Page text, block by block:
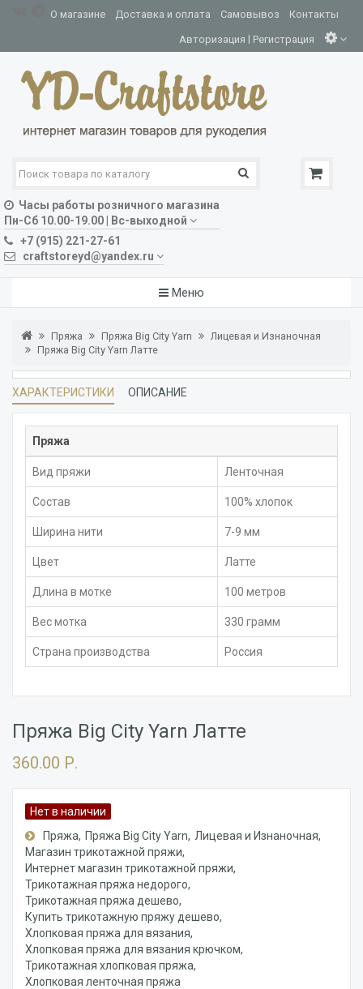
О магазине Доставка и оплата Самовывоз Контакты
Авторизация | Регистрация
Часы работы розничного магазина
Пн-Сб 10.00-19.00 | Вс-выходной
+7 (915) 221-27-61
craftstoreyd@yandex.ru
Меню
Пряжа Пряжа Big City Yarn
Лицевая и Изнаночная
Пряжа Big City Yarn Латте
ХАРАКТЕРИСТИКИ ОПИСАНИЕ
Пряжа
Вид пряжи Ленточная
Состав 100% хлопок
Ширина нити 7-9 мм
Цвет Латте
Длина в мотке 100 метров
Вес мотка 330 грамм
Страна производства Россия
Пряжа Big City Yarn Латте
360.00 Р.
Нет в наличии
Пряжа
Пряжа Big City Yarn
Лицевая и Изнаночная
Магазин трикотажной пряжи
Интернет магазин трикотажной пряжи
Трикотажная пряжа недорого
Трикотажная пряжа дешево
Купить трикотажную пряжу дешево
Хлопковая пряжа для вязания
Хлопковая пряжа для вязания крючком
Трикотажная хлопковая пряжа
Хлопковая ленточная пряжа